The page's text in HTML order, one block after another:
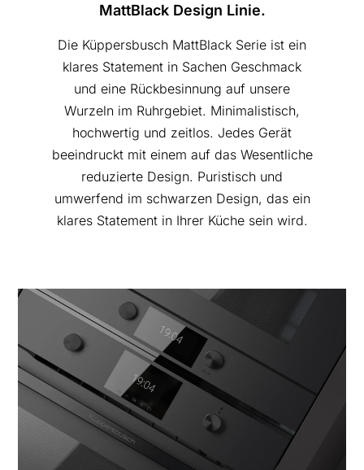
MattBlack Design Linie.
Die Küppersbusch MattBlack Serie ist ein
klares Statement in Sachen Geschmack
und eine Rückbesinnung auf unsere
Wurzeln im Ruhrgebiet. Minimalistisch,
hochwertig und zeitlos. Jedes Gerät
beeindruckt mit einem auf das Wesentliche
reduzierte Design. Puristisch und
umwerfend im schwarzen Design, das ein
klares Statement in Ihrer Küche sein wird.